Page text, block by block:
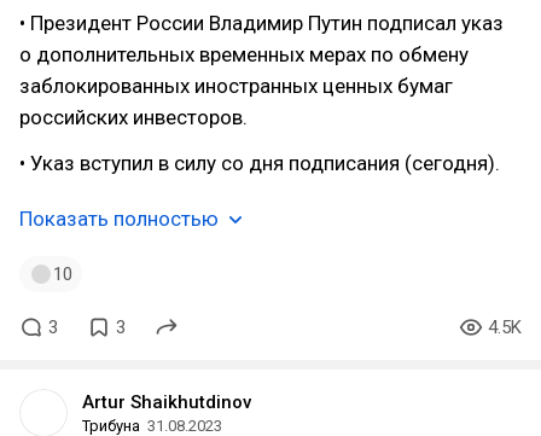
• Президент России Владимир Путин подписал указ
о дополнительных временных мерах по обмену
заблокированных иностранных ценных бумаг
российских инвесторов.
• Указ вступил в силу со дня подписания (сегодня).
Показать полностью
10
3 3 4.5K
Artur Shaikhutdinov
Трибуна 31.08.2023